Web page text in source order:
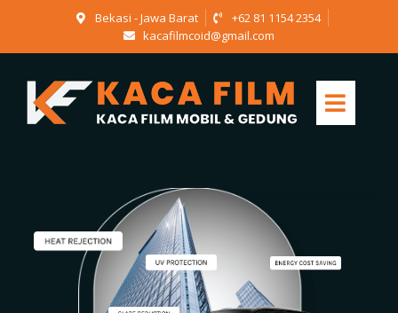
Bekasi - Jawa Barat
+62 81 1154 2354
kacafilmcoid@gmail.com